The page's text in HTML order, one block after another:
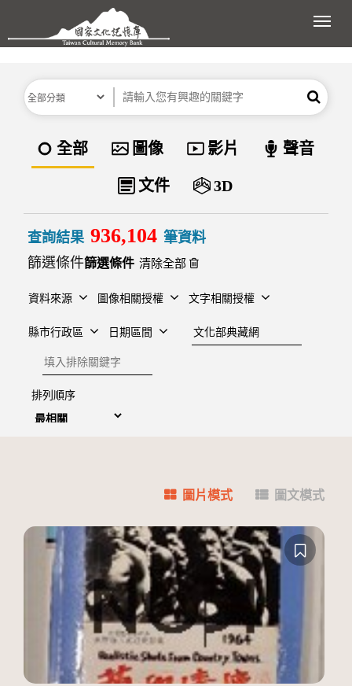
跳到主要內容區塊
展
分類 關鍵字 搜尋
資料類型
全部 圖像 影片 聲音
文件 3D
查詢結果 936,104 筆資料
篩選條件
清除全部
資料來源 圖像相關授權 文字相關授權
縣市行政區 日期區間
建檔單位
排除關鍵字
排列順序
圖片模式 圖文模式